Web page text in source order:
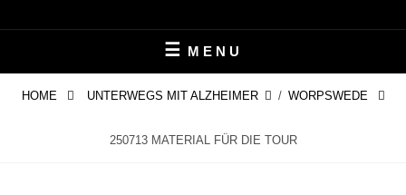
to
PERIFAIR
MENU
HOME UNTERWEGS MIT ALZHEIMER / WORPSWEDE
250713 MATERIAL FÜR DIE TOUR